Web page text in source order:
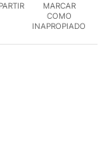
MARCAR
COMO
INAPROPIADO